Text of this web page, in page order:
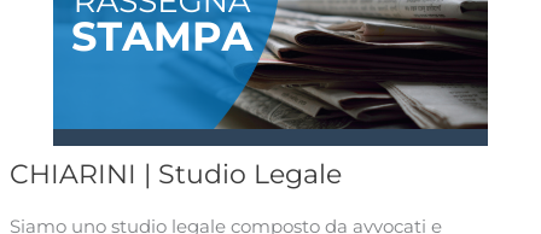
CHIARINI | Studio Legale
Siamo uno studio legale composto da avvocati e